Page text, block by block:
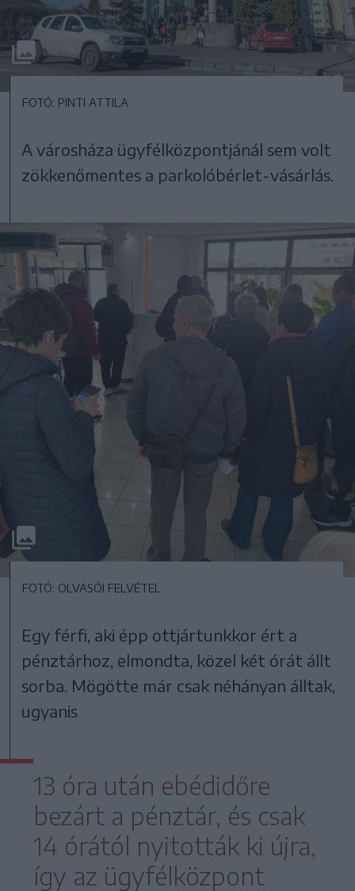
FOTÓ: PINTI ATTILA
A városháza ügyfélközpontjánál sem volt
zökkenőmentes a parkolóbérlet-vásárlás.
FOTÓ: OLVASÓI FELVÉTEL
Egy férfi, aki épp ottjártunkkor ért a
pénztárhoz, elmondta, közel két órát állt
sorba. Mögötte már csak néhányan álltak,
ugyanis
13 óra után ebédidőre
bezárt a pénztár, és csak
14 órától nyitották ki újra,
így az ügyfélközpont